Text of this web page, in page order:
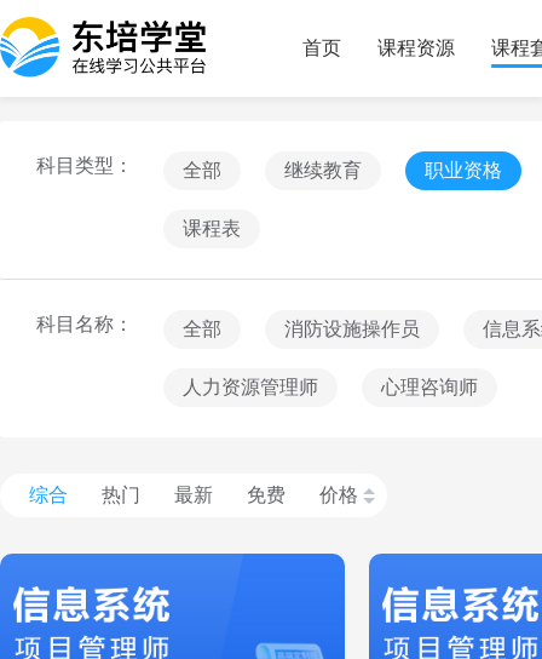
首页 课程资源 课程
科目类型： 全部 继续教育 职业资格
课程表
科目名称： 全部 消防设施操作员 信息
人力资源管理师 心理咨询师
综合 热门 最新 免费 价格